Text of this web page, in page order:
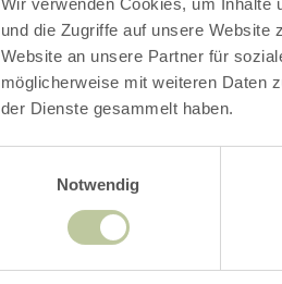
und die Zugriffe auf unsere Website
Website an unsere Partner für
möglicherweise mit weiteren Daten
der Dienste gesammelt haben.
NotwendigDownload
Datei: